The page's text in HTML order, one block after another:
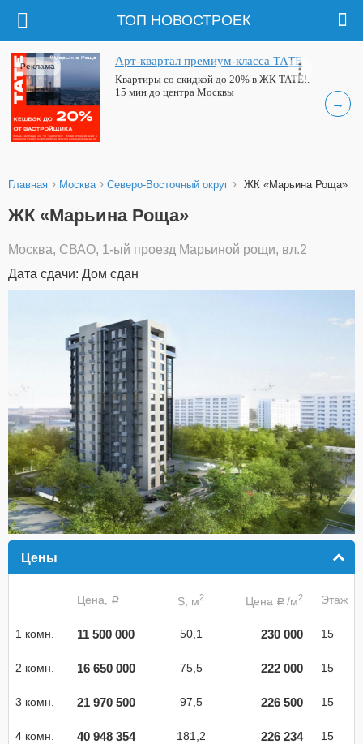
ТОП НОВОСТРОЕК
→
Арт-квартал премиум-класса ТАТЕ
Квартиры со скидкой до 20% в ЖК ТАТЕ!.
15 мин до центра Москвы
Реклама
Главная › Москва › Северо-Восточный округ › ЖК «Марьина Роща»
ЖК «Марьина Роща»
Москва, СВАО, 1-ый проезд Марьиной рощи, вл.2
Дата сдачи: Дом сдан
Цены
Цена, a S, м2 Цена a /м2 Этаж
1 комн. 11 500 000 50,1 230 000 15
2 комн. 16 650 000 75,5 222 000 15
3 комн. 21 970 500 97,5 226 500 15
4 комн. 40 948 354 181,2 226 234 15